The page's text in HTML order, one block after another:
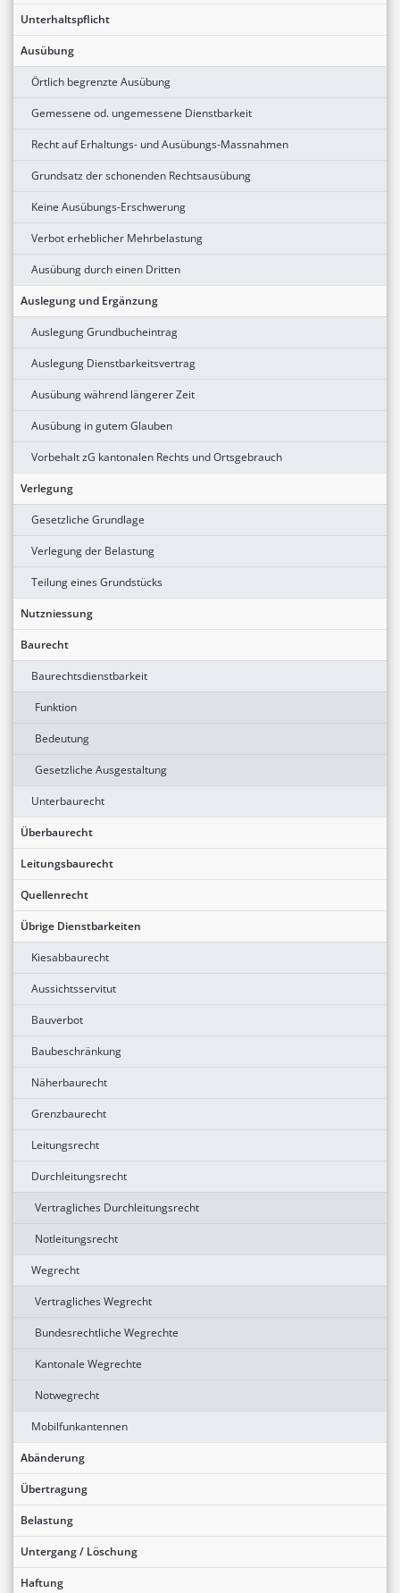
Unterhaltspflicht
Ausübung
Örtlich begrenzte Ausübung
Gemessene od. ungemessene Dienstbarkeit
Recht auf Erhaltungs- und Ausübungs-Massnahmen
Grundsatz der schonenden Rechtsausübung
Keine Ausübungs-Erschwerung
Verbot erheblicher Mehrbelastung
Ausübung durch einen Dritten
Auslegung und Ergänzung
Auslegung Grundbucheintrag
Auslegung Dienstbarkeitsvertrag
Ausübung während längerer Zeit
Ausübung in gutem Glauben
Vorbehalt zG kantonalen Rechts und Ortsgebrauch
Verlegung
Gesetzliche Grundlage
Verlegung der Belastung
Teilung eines Grundstücks
Nutzniessung
Baurecht
Baurechtsdienstbarkeit
Funktion
Bedeutung
Gesetzliche Ausgestaltung
Unterbaurecht
Überbaurecht
Leitungsbaurecht
Quellenrecht
Übrige Dienstbarkeiten
Kiesabbaurecht
Aussichtsservitut
Bauverbot
Baubeschränkung
Näherbaurecht
Grenzbaurecht
Leitungsrecht
Durchleitungsrecht
Vertragliches Durchleitungsrecht
Notleitungsrecht
Wegrecht
Vertragliches Wegrecht
Bundesrechtliche Wegrechte
Kantonale Wegrechte
Notwegrecht
Mobilfunkantennen
Abänderung
Übertragung
Belastung
Untergang / Löschung
Haftung